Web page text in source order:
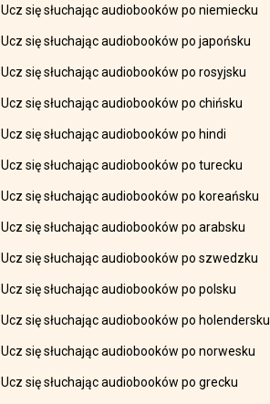
Ucz się słuchając audiobooków po niemiecku
Ucz się słuchając audiobooków po japońsku
Ucz się słuchając audiobooków po rosyjsku
Ucz się słuchając audiobooków po chińsku
Ucz się słuchając audiobooków po hindi
Ucz się słuchając audiobooków po turecku
Ucz się słuchając audiobooków po koreańsku
Ucz się słuchając audiobooków po arabsku
Ucz się słuchając audiobooków po szwedzku
Ucz się słuchając audiobooków po polsku
Ucz się słuchając audiobooków po holendersku
Ucz się słuchając audiobooków po norwesku
Ucz się słuchając audiobooków po grecku